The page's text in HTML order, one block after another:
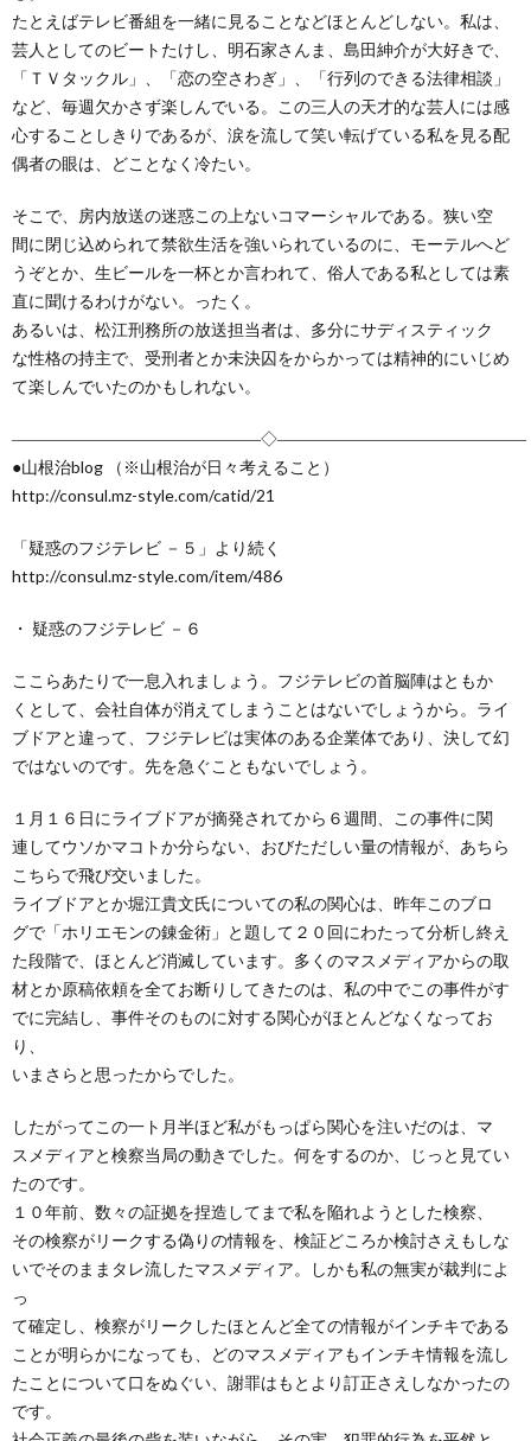
たとえばテレビ番組を一緒に見ることなどほとんどしない。私は、
芸人としてのビートたけし、明石家さんま、島田紳介が大好きで、
「ＴＶタックル」、「恋の空さわぎ」、「行列のできる法律相談」
など、毎週欠かさず楽しんでいる。この三人の天才的な芸人には感
心することしきりであるが、涙を流して笑い転げている私を見る配
偶者の眼は、どことなく冷たい。
そこで、房内放送の迷惑この上ないコマーシャルである。狭い空
間に閉じ込められて禁欲生活を強いられているのに、モーテルへど
うぞとか、生ビールを一杯とか言われて、俗人である私としては素
直に聞けるわけがない。ったく。
あるいは、松江刑務所の放送担当者は、多分にサディスティック
な性格の持主で、受刑者とか未決囚をからかっては精神的にいじめ
て楽しんでいたのかもしれない。
―――――――――――――――◇―――――――――――――――
●山根治blog （※山根治が日々考えること）
http://consul.mz-style.com/catid/21
「疑惑のフジテレビ －５」より続く
http://consul.mz-style.com/item/486
・ 疑惑のフジテレビ －６
ここらあたりで一息入れましょう。フジテレビの首脳陣はともか
くとして、会社自体が消えてしまうことはないでしょうから。ライ
ブドアと違って、フジテレビは実体のある企業体であり、決して幻
ではないのです。先を急ぐこともないでしょう。
１月１６日にライブドアが摘発されてから６週間、この事件に関
連してウソかマコトか分らない、おびただしい量の情報が、あちら
こちらで飛び交いました。
ライブドアとか堀江貴文氏についての私の関心は、昨年このブロ
グで「ホリエモンの錬金術」と題して２０回にわたって分析し終え
た段階で、ほとんど消滅しています。多くのマスメディアからの取
材とか原稿依頼を全てお断りしてきたのは、私の中でこの事件がす
でに完結し、事件そのものに対する関心がほとんどなくなってお
り、
いまさらと思ったからでした。
したがってこの一ト月半ほど私がもっぱら関心を注いだのは、マ
スメディアと検察当局の動きでした。何をするのか、じっと見てい
たのです。
１０年前、数々の証拠を捏造してまで私を陥れようとした検察、
その検察がリークする偽りの情報を、検証どころか検討さえもしな
いでそのままタレ流したマスメディア。しかも私の無実が裁判によ
っ
て確定し、検察がリークしたほとんど全ての情報がインチキである
ことが明らかになっても、どのマスメディアもインチキ情報を流し
たことについて口をぬぐい、謝罪はもとより訂正さえしなかったの
です。